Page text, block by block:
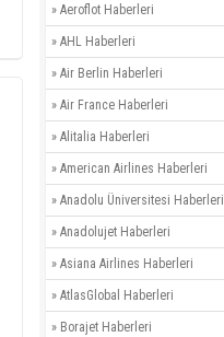
» Aeroflot Haberleri
» AHL Haberleri
» Air Berlin Haberleri
» Air France Haberleri
» Alitalia Haberleri
» American Airlines Haberleri
» Anadolu Üniversitesi Haberleri
» Anadolujet Haberleri
» Asiana Airlines Haberleri
» AtlasGlobal Haberleri
» Borajet Haberleri